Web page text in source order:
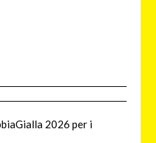
2026 per i